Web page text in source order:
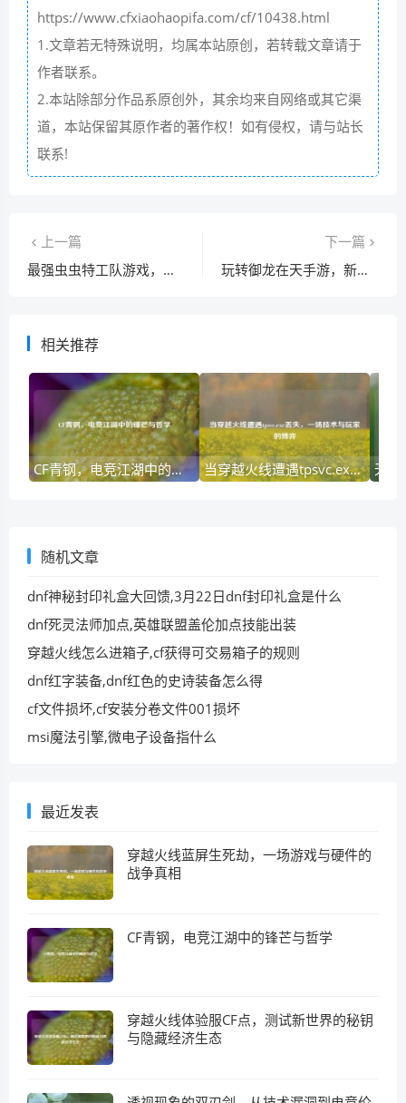
https://www.cfxiaohaopifa.com/cf/10438.html
1.文章若无特殊说明，均属本站原创，若转载文章请于
作者联系。
2.本站除部分作品系原创外，其余均来自网络或其它渠
道，本站保留其原作者的著作权！如有侵权，请与站长
联系!
上一篇
最强虫虫特工队游戏，体验刺激战斗与团队合作
下一篇
玩转御龙在天手游，新手必看攻略技巧分享！
相关推荐
CF青钢，电竞江湖中的锋芒与哲学 当穿越火线遭遇tpsvc.exe丢失，一场技术与玩家的博弈
随机文章
dnf神秘封印礼盒大回馈,3月22日dnf封印礼盒是什么
dnf死灵法师加点,英雄联盟盖伦加点技能出装
穿越火线怎么进箱子,cf获得可交易箱子的规则
dnf红字装备,dnf红色的史诗装备怎么得
cf文件损坏,cf安装分卷文件001损坏
msi魔法引擎,微电子设备指什么
最近发表
穿越火线蓝屏生死劫，一场游戏与硬件的
战争真相
CF青钢，电竞江湖中的锋芒与哲学
穿越火线体验服CF点，测试新世界的秘钥
与隐藏经济生态